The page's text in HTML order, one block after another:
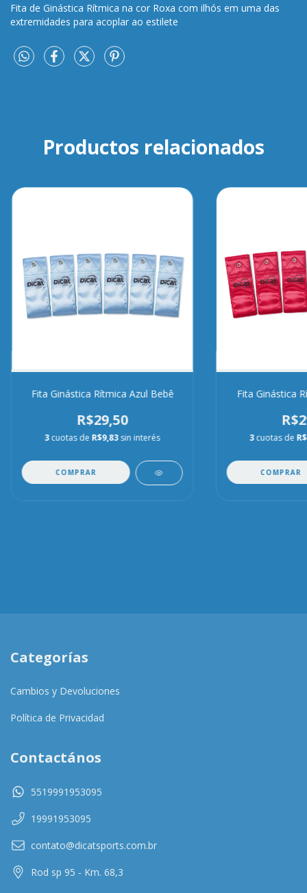
Fita de Ginástica Rítmica na cor Roxa com ilhós em uma das
extremidades para acoplar ao estilete
Productos relacionados
Fita Ginástica Rítmica Azul Bebê
R$29,50
3cuotas de R$9,83sin interés
COMPRAR
Fita Ginástica
3 cuotas de
COMPRAR
Categorías
Cambios y Devoluciones
Política de Privacidad
Contactános
5519991953095
19991953095
contato@dicatsports.com.br
Rod sp 95 - Km. 68,3